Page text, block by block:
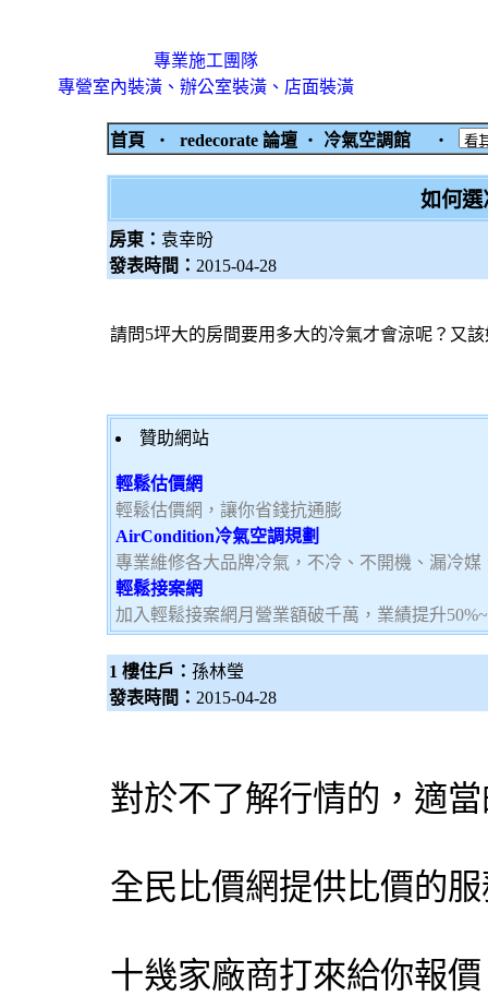
專業施工團隊
專營室內裝潢、辦公室裝潢、店面裝潢
首頁 ‧ redecorate 論壇 ‧ 冷氣空調館 ‧
如何選
房東： 袁幸昐
發表時間： 2015-04-28
請問5坪大的房間要用多大的冷氣才會涼呢？又
贊助網站
輕鬆估價網
輕鬆估價網，讓你省錢抗通膨
AirCondition冷氣空調規劃
專業維修各大品牌冷氣，不冷、不開機、漏冷
輕鬆接案網
加入輕鬆接案網月營業額破千萬，業績提升
1 樓住戶： 孫林瑩
發表時間： 2015-04-28
對於不了解行情的，適
全民比價網提供比價的
十幾家廠商打來給你報